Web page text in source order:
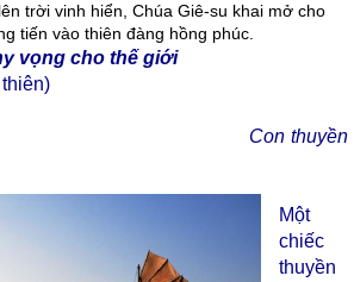
trời vinh hiển, Chúa Giê-su khai mở cho
tiến vào thiên đàng hồng phúc.
vọng cho thế giới
thuyền
Một
chiếc
thuyền